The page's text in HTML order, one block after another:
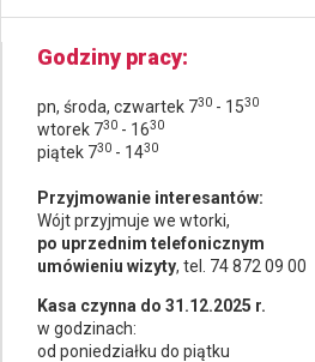
Godziny pracy
pn, środa, czwartek 730 - 1530
wtorek 730 - 1630
piątek 730 - 1430
Przyjmowanie interesantów:
Wójt przyjmuje we wtorki,
po uprzednim telefonicznym
umówieniu wizyty, tel. 74 872 09 00
Kasa czynna do 31.12.2025 r.
w godzinach:
od poniedziałku do piątku